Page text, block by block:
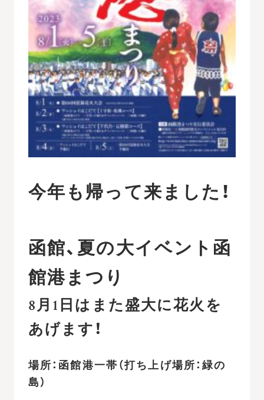
今年も帰って来ました！
函館、夏の大イベント函
館港まつり
8月1日はまた盛大に花火を
あげます！
場所：函館港一帯（打ち上げ場所：緑の
島）